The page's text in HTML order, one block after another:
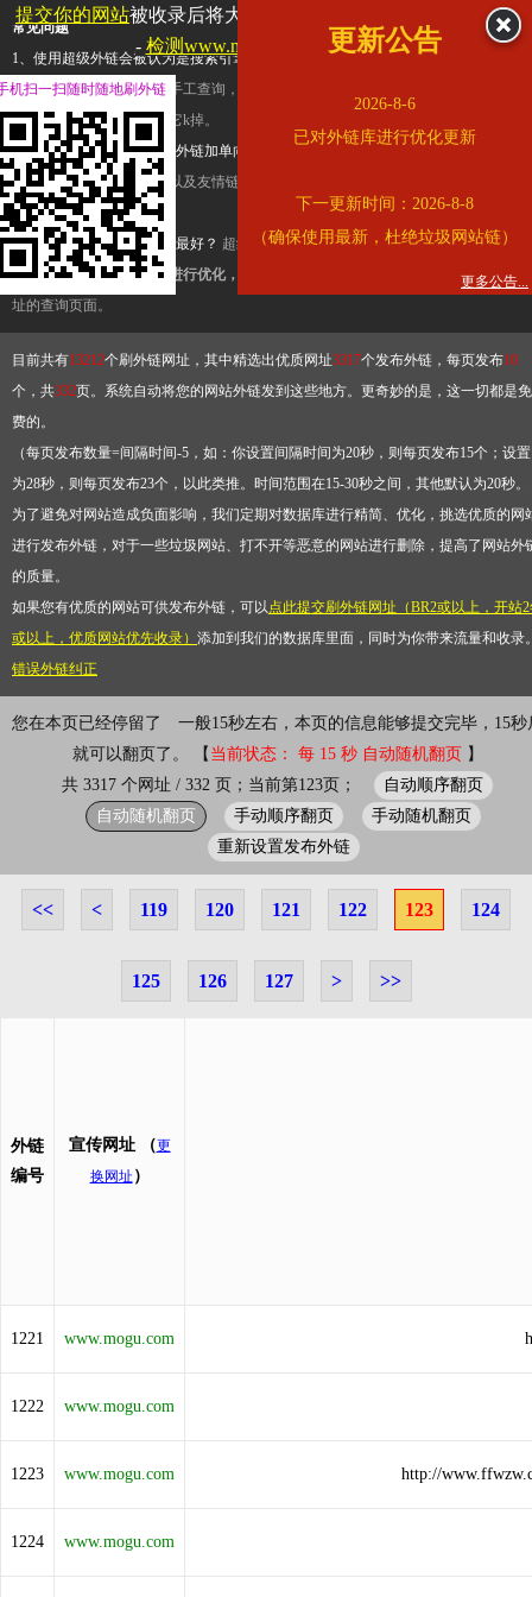
常见问题
1、使用超级外链会被认为是搜索引擎优化作弊吗？ 超级外链只是一个简便而集成
查询工具，模拟的是正常手工查询，不是作弊。如果是作弊，那您可以使用超级外
推广竞争对手的网址，让它k掉。
2、网站优化单纯依靠超级外链加单向链接可行吗？
链，需要结合普通的外链以及友情链接，您可以到站长论坛发布外链，到友情链接
台交换友情链接。
3、如何使用超级外链效果最好？ 超级外链不同于普通的外链，它是动态的链接，
有频繁使用超级外链工具进行优化，才能获得稳定的外链
，最终使搜索引擎收录带
址的查询页面。
目前共有13212个刷外链网址，其中精选出优质网址3317个发布外链，每页发布10
个，共332页。系统自动将您的网站外链发到这些地方。更奇妙的是，这一切都是免
费的。
（每页发布数量=间隔时间-5，如：你设置间隔时间为20秒，则每页发布15个；设置
为28秒，则每页发布23个，以此类推。时间范围在15-30秒之间，其他默认为20秒
为了避免对网站造成负面影响，我们定期对数据库进行精简、优化，挑选优质的网
进行发布外链，对于一些垃圾网站、打不开等恶意的网站进行删除，提高了网站外
的质量。
如果您有优质的网站可供发布外链，可以点此提交刷外链网址（BR2或以上，开站
或以上，优质网站优先收录） 添加到我们的数据库里面，同时为你带来流量和收录
错误外链纠正
您在本页已经停留了 0小时0分1秒 一般15秒左右，本页的信息能够提
完毕，15秒后就可以翻页了。 【当前状态： 每 15 秒 自动随机翻页
共 3317 个网址 / 332 页；当前第123页；
自动顺序翻页
自动随机翻页
手动顺序翻页
手动随机翻页
重新设置发布外链
<< < 119 120 121 122 123 124
125 126 127 > >>
外链
编号
宣传网址 （更
换网址 ）
1221 www.mogu.com
1222 www.mogu.com
1223 www.mogu.com http://
1224 www.mogu.com
提交你的网站被收录后将大幅提升流量和外链，
查看展示页面
- 检测www.mogu.com是否收录更新公告
2026-8-6
已对外链库进行优化更新
下一更新时间：2026-8-8
（确保使用最新，杜绝垃圾网站链）
更多公告...
机扫一扫随时随地刷外链